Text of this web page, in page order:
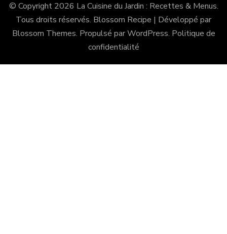
© Copyright 2026 La Cuisine du Jardin : Recettes & Menus.
Tous droits réservés. Blossom Recipe | Développé par
Blossom Themes. Propulsé parWordPress. Politique de
confidentialité